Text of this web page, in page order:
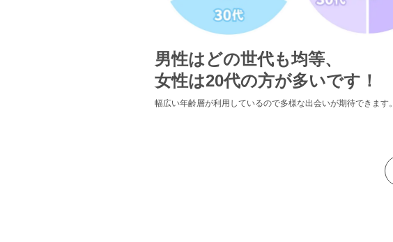
男性はどの世代も均等、
女性は20代の方が多いです！
幅広い年齢層が利用しているので多様な出会いが期待できます。